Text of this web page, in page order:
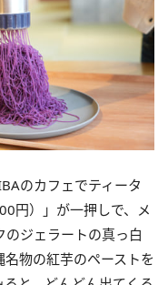
のカフェでティータ
円）」が一押しで、メ
のジェラートの真っ白
物の紅芋のペーストを